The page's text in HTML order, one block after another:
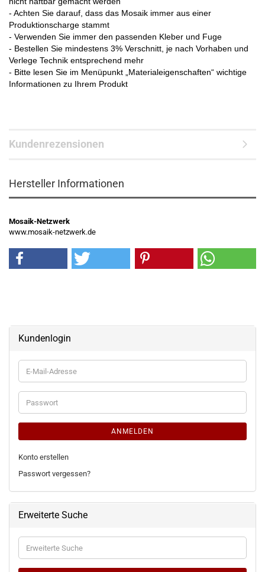
- Achten Sie darauf, dass das Mosaik immer aus einer
Produktionscharge stammt
- Verwenden Sie immer den passenden Kleber und Fuge
- Bestellen Sie mindestens 3% Verschnitt, je nach Vorhaben und
Verlege Technik entsprechend mehr
- Bitte lesen Sie im Menüpunkt „Materialeigenschaften“ wichtige
Informationen zu Ihrem Produkt
Kundenrezensionen
Hersteller Informationen
Mosaik-Netzwerk
www.mosaik-netzwerk.de
Kundenlogin
E-
Mail-
Adresse
Passwort
ANMELDEN
Konto erstellen
Passwort vergessen?
Erweiterte Suche
Erweiterte
Suche